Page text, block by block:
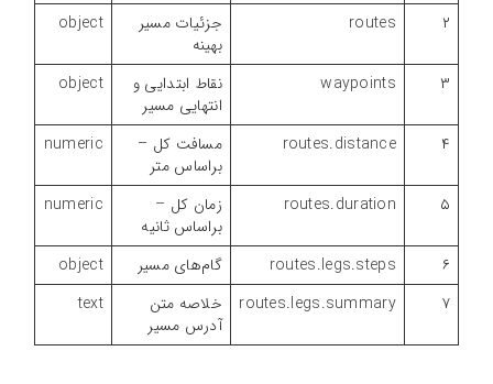
۲ routes
جزئیات مسیر
بهینه
object
۳ waypoints
نقاط ابتدایی و
انتهایی مسیر
object
۴ routes.distance
مسافت کل –
براساس متر
numeric
۵ routes.duration
زمان کل –
براساس ثانیه
numeric
۶ routes.legs.steps گام‌های مسیر
object
۷
routes.legs.summary
خلاصه متن
آدرس مسیر
text